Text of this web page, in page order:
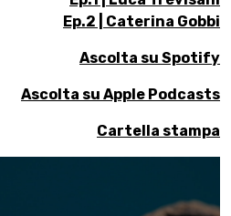
Ep.2 | Caterina Gobbi
Ascolta su Spotify
Ascolta su Apple Podcasts
Cartella stampa